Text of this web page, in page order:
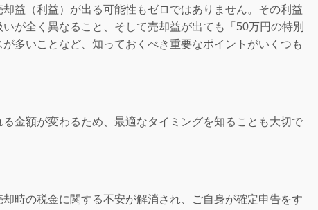
益（利益）が出る可能性もゼロではありません。その利益
が全く異なること、そして売却益が出ても「50万円の特別
多いことなど、知っておくべき重要なポイントがいくつも
金額が変わるため、最適なタイミングを知ることも大切で
時の税金に関する不安が解消され、ご自身が確定申告をす